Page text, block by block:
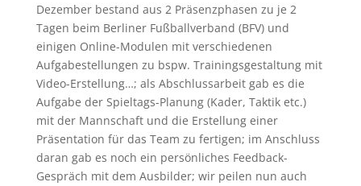
Dezember bestand aus 2 Präsenzphasen zu je 2
Tagen beim Berliner Fußballverband (BFV) und
einigen Online-Modulen mit verschiedenen
Aufgabestellungen zu bspw. Trainingsgestaltung mit
Video-Erstellung…; als Abschlussarbeit gab es die
Aufgabe der Spieltags-Planung (Kader, Taktik etc.)
mit der Mannschaft und die Erstellung einer
Präsentation für das Team zu fertigen; im Anschluss
daran gab es noch ein persönliches Feedback-
Gespräch mit dem Ausbilder; wir peilen nun auch